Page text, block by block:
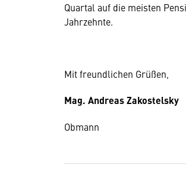
Quartal auf die meisten
Jahrzehnte.
Mit freundlichen Grüßen,
Mag. Andreas Zakostelsky
Obmann